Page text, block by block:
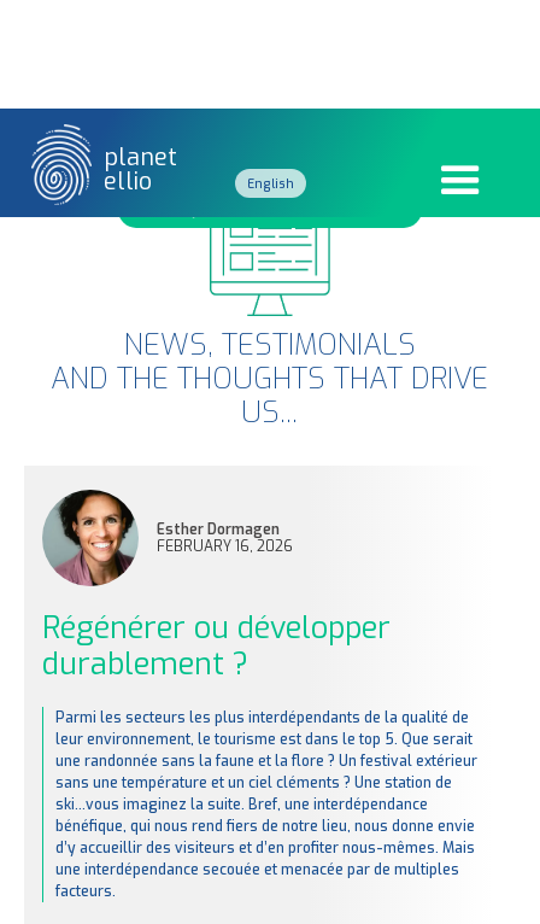
planet
ellio
French
English
NEWS, TESTIMONIALS
AND THE THOUGHTS THAT DRIVE
US...
Esther Dormagen
FEBRUARY 16, 2026
Régénérer ou développer
durablement ?
Parmi les secteurs les plus interdépendants de la qualité de
leur environnement, le tourisme est dans le top 5. Que serait
une randonnée sans la faune et la flore ? Un festival extérieur
sans une température et un ciel cléments ? Une station de
ski…vous imaginez la suite. Bref, une interdépendance
bénéfique, qui nous rend fiers de notre lieu, nous donne envie
d’y accueillir des visiteurs et d’en profiter nous-mêmes. Mais
une interdépendance secouée et menacée par de multiples
facteurs.